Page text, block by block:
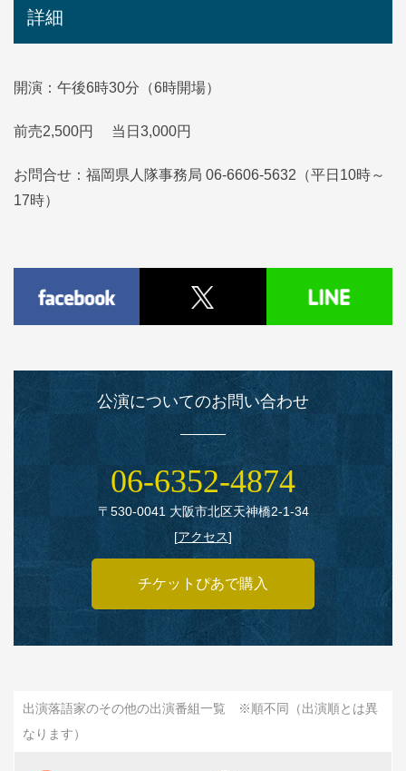
詳細
開演：午後6時30分（6時開場）
前売2,500円 当日3,000円
お問合せ：福岡県人隊事務局 06-6606-5632（平日10時～
17時）
公演についてのお問い合わせ
06‑6352‑4874
〒530‑0041 大阪市北区天神橋2‑1‑34
[アクセス]
チケットぴあで購入
出演落語家のその他の出演番組一覧 ※順不同（出演順とは異
なります）